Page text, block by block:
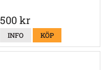
500 kr
INFO KÖP